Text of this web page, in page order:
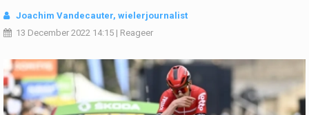
Joachim Vandecauter, wielerjournalist
13 December 2022 14:15 | Reageer